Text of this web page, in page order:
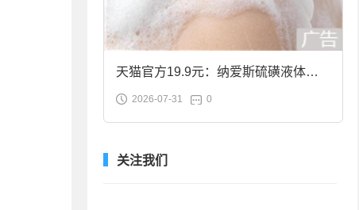
天猫官方19.9元：纳爱斯硫磺液体香
皂2斤大促
2026-07-31 0
关注我们